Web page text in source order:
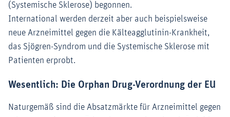
(Systemische Sklerose) begonnen.
International werden derzeit aber auch beispielsweise
neue Arzneimittel gegen die Kälteagglutinin-Krankheit,
das Sjögren-Syndrom und die Systemische Sklerose mit
Patienten erprobt.
Wesentlich: Die Orphan Drug-Verordnung der EU
Naturgemäß sind die Absatzmärkte für Arzneimittel gegen